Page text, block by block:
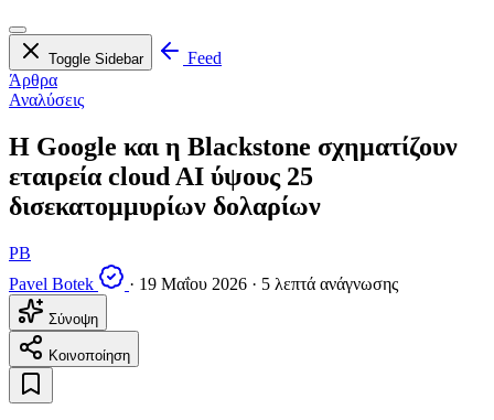
Toggle Sidebar
Feed
Άρθρα
Αναλύσεις
Η Google και η Blackstone σχηματίζουν
εταιρεία cloud AI ύψους 25
δισεκατομμυρίων δολαρίων
PB
Pavel Botek
· 19 Μαΐου 2026 · 5 λεπτά ανάγνωσης
Σύνοψη
Κοινοποίηση